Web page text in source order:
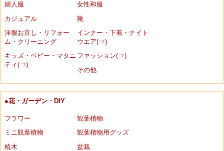
婦人服
女性和服
カジュアル
靴
洋服お直し・リフォー
ム・クリーニング
インナー・下着・ナイト
ウエア(⇒)
キッズ・ベビー・マタニ
ティ(⇒)
ファッション(⇒)
その他
●花・ガーデン・DIY
フラワー
観葉植物
ミニ観葉植物
観葉植物用グッズ
植木
盆栽